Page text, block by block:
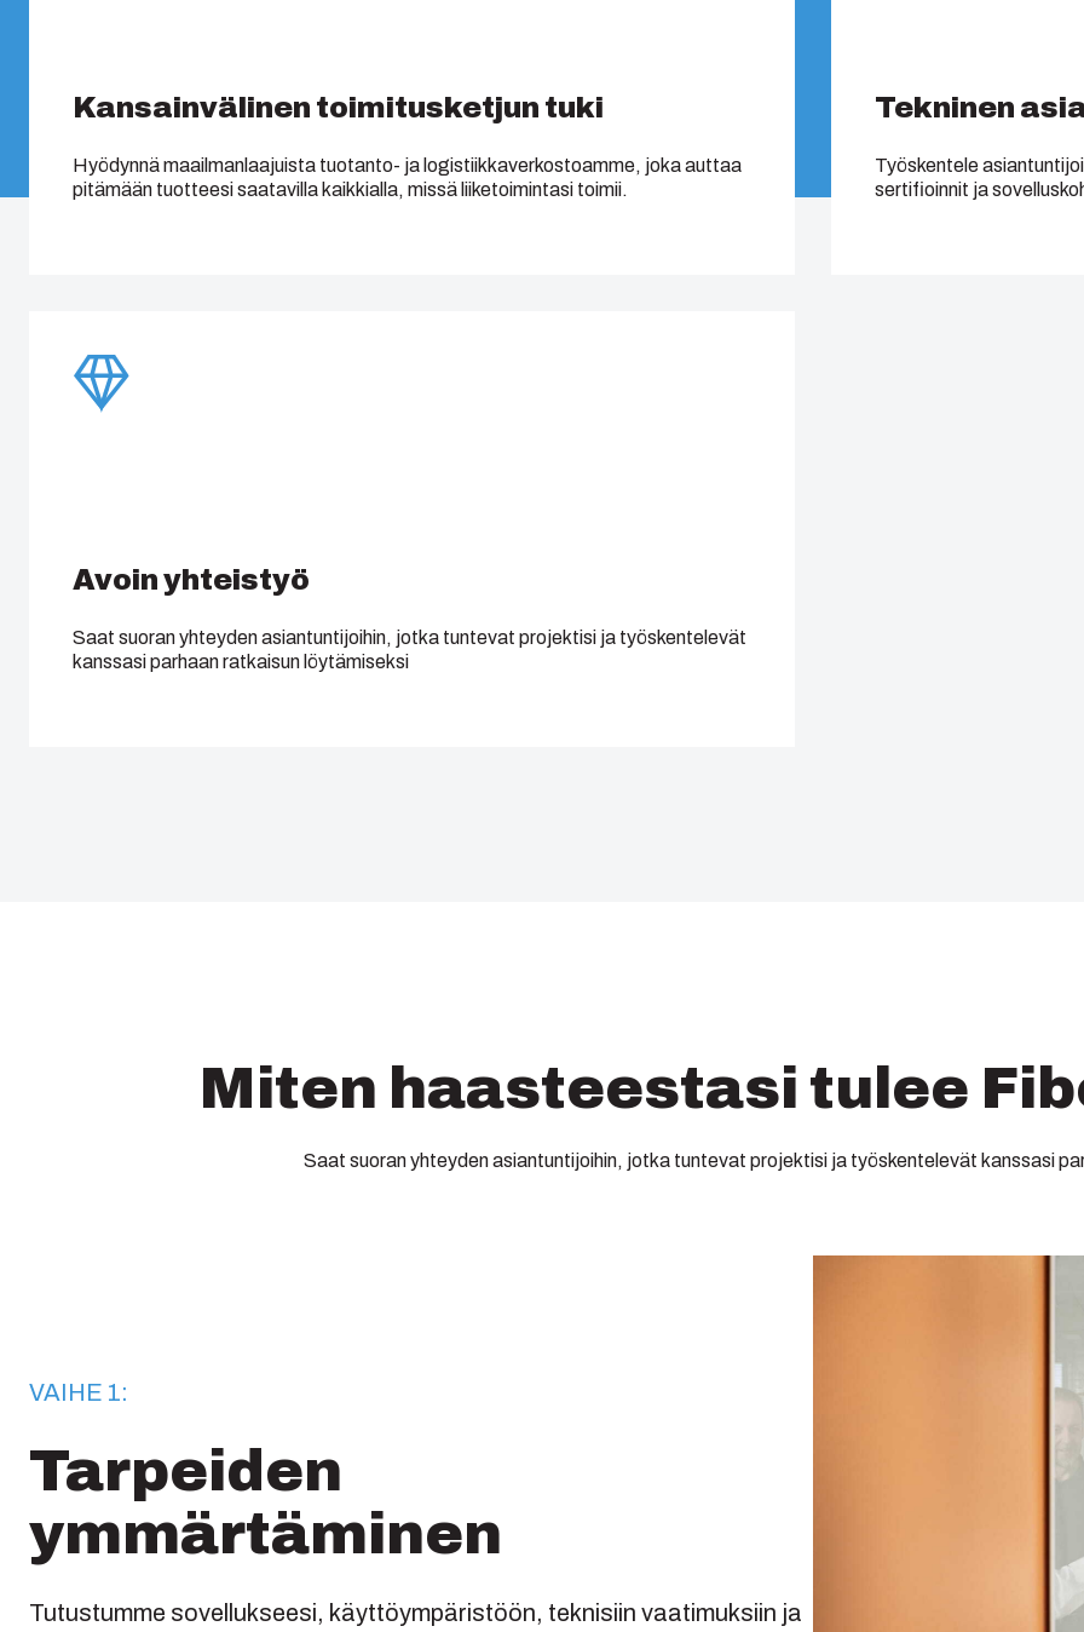
Kansainvälinen toimitusketjun tuki
Hyödynnä maailmanlaajuista tuotanto- ja logistiikkaverkostoamme, joka auttaa
pitämään tuotteesi saatavilla kaikkialla, missä liiketoimintasi toimii.
Tekninen
Työskentele
sertifioinnit ja
Avoin yhteistyö
Saat suoran yhteyden asiantuntijoihin, jotka tuntevat projektisi ja työskentelevät
kanssasi parhaan ratkaisun löytämiseksi
Miten haasteestasi tulee
Saat suoran yhteyden asiantuntijoihin, jotka tuntevat projektisi ja työskentelevät kanssasi
VAIHE 1:
Tarpeiden
ymmärtäminen
Tutustumme sovellukseesi, käyttöympäristöön, teknisiin vaatimuksiin ja